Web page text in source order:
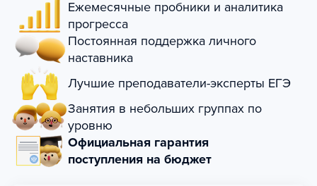
Ежемесячные пробники и аналитика
прогресса
Постоянная поддержка личного
наставника
Лучшие преподаватели-эксперты ЕГЭ
Занятия в небольших группах по
уровню
Официальная гарантия
поступления на бюджет